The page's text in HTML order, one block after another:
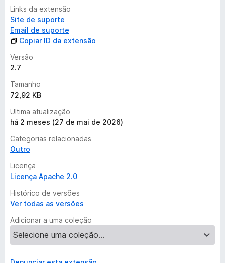
e
s
Links da extensão
Site de suporte
Email de suporte
Copiar ID da extensão
Versão
2.7
Tamanho
72,92 KB
Ultima atualização
há 2 meses (27 de mai de 2026)
Categorias relacionadas
Outro
Licença
Licença Apache 2.0
Histórico de versões
Ver todas as versões
Adicionar a uma coleção